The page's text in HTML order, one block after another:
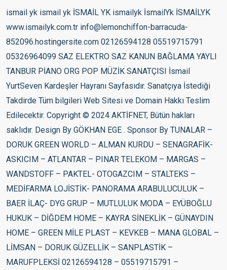
ismail yk ismail yk İSMAİL YK ismailyk İsmailYk İSMAİLYK www.ismailyk.com.tr info@lemonchiffon-barracuda-852096.hostingersite.com 02126594128 05519715791 05326964099 SAZ ELEKTRO SAZ KANUN BAĞLAMA YAYLI TANBUR PİANO ORG POP MÜZİK SANATÇISI İsmail YurtSeven Kardeşler Hayranı Sayfasıdır. Sanatçıya İstediği Takdirde Tüm bilgileri Web Sitesi ve Domain Hakkı Teslim Edilecektir. Copyright © 2024 AKTİFNET, Bütün hakları saklıdır. Design By GÖKHAN EGE . Sponsor By TUNALAR – DORUK GREEN WORLD – ALMAN KURDU – SENAGRAFİK- ASKICIM – ATLANTAR – PINAR TELEKOM – MARGAS – WANDSTOFF – PAKTEL- OTOGAZCIM – STALTEKS – MEDİFARMA LOJİSTİK- PANORAMA ARABULUCULUK – BAER İLAÇ- DYG GRUP – MUTLULUK MODA – EYÜBOĞLU HUKUK – DİĞDEM HOME – KAYRA SİNEKLİK – GÜNAYDIN HOME – GREEN MİLE PLAST – KEVKEB – MANA GLOBAL – LİMSAN – DORUK GÜZELLİK – SANPLASTİK – MARUFPLEKSİ 02126594128 – 05519715791 – 05326964099 – 05326964020 – 05356589031 Copyright © 2025 AKTİFNET , Bütün hakları saklıdır.Müzik ve Ses Design By GÖKHAN EGE Sponsor By DHL – DHL EXPRESS – İMPORT – MİCRO EXPORT – AKTİF EXPORT – AKTİF PORT – LOJİSTİC – TUNALAR – DORUK GREEN WORLD – ASKICIM Doğum adı İsmail Yurtseven Doğum 5 Temmuz 1978 (44 yaşında) Hamm, Almanya Tarzlar Fantezi müzik, Arabesk, Rnb Meslekler Şarkıcı, söz yazarı, besteci,aranjör Etkin yıllar 1995-günümüz Müzik şirketi Avrupa, Musicom İlişkili hareketler Yurtseven Kardeşler Resmî site ismailyk.com İsmail YK ya da gerçek ismiyle İsmail Yurtseven (d. 5 Temmuz 1978, Hamm) Türk şarkıcı. 2006 yılında çıkan Bombabomba.com başlıklı albümü, Türkiye’de yılın en çok satan albümü oldu.[1] Hayatı ve kariyeri Yurtseven Kardeşler Müzik grubunun en küçük solistidir. 1978 yılında Sivas’tan Almanya’ya fabrika işçisi olarak göç eden Ali Rıfat ve eşi Zerife Yurtseven çiftinin müzikle uğraşan beş çocuğundan en küçüğü olan İsmail YK, 5 Temmuz 1978 yılında sabah 05.00’te Almanya, Hamm’da dünyaya gelmiştir. 7 yaşında kardeşleriyle birlikte sahnelere çıkmaya başlamıştır. Yurtseven Kardeşler olarak 1985 ve 1987 yıllarında 2 amatör albüm çıkarmışlardır. 1988 yılında ZDF televizyonunda “Nachbarn in Europa” adlı programa davet edilmiştir. 13 yaşında tam olarak sahne hayatına başlamış ve 1995 yılında ise profesyonel müzik kariyerine adım atmıştır. Alişan, Seda Sayan, Kibariye, Ebru Yaşar gibi sanatçılara birçok beste vermiş, albümlerinde aranje ve müzik yönetmenliği yapmıştır. Konservatuvarda piyano ve gitar mezunudur. Diskografisi Albümleri Şappur Şuppur (2004) – Türkiye satış 1.250.000 Bombabomba.com (2006) – Türkiye satış: 600.000 Bas Gaza (2008) – Türkiye satış: 450.000 Haydi Bastır (2009) – Türkiye satış: 1.500.000 Psikopat (2011) – Türkiye satış: 150.000 Metropol (2012) – Türkiye satış: 100.000 Kıyamet (2015) Tansiyon (2018) Video klipleri Üfle (2004) – Şappur Şuppur Şappur Şuppur (2004) – Şappur Şuppur Nerdesin (2004) – Şappur Şuppur Son Defa (2004) – Şappur Şuppur Tıkla (2005) – Şappur Şuppur İsterim Seni (2005) – Şappur Şuppur Www.Bombabomba.com (2006) Allah Belanı Versin (2006) Git Hadi Git (2006) Bu Şarkının Sözleri yok (2007) Şekerim (2007) Bas Gaza (2008) – Bas Gaza Yar Gitme (2008) – Bas Gaza Bir Numara (2009) – Bas Gaza Haydi Bastır (2009) – Haydi Bastır Çılgın (2009) – Haydi Bastır Neden (2010) – Haydi Bastır Kudur Baby (2010) – Haydi Bastır Dokuz Mevsim (2010) – Haydi Bastır One Minute (2011) – Single Sanane (2011) – Psikopat Psikopat (2011) – Psikopat Duydum ki Çok Mutsuzsun (2011) – Psikopat Ben Senin Ananın (2012) – Metropol Radikal Feminist (2012) Aramanı Bekledim (2013) – Metropol Ya Senin Olurum (2013) – Metropol Doğum Günün Haram Olsun (2014) Nasıl Mutluluklar Dilerim (Erkam Aydar ile düet) (2014) Ah Leylim (2015) Özlüyorum Ben Seni (2015) Kıyamet Kopar (2016) Allah Belanı Versin (Rock Versiyon 2016) Zor Gelecek (Mekin ile düet) (2016) Zaten Ayrılacaktık (Mustafa Arapoğlu ile düet) (2016) Geber (2017) 80 80 160 (2017) Meyhoş Oldum (2018) Kibarım (2018) Tansiyon (2018) Bir Daha Sevmem (2018) Fanatik (2018) Alıştım Sana (2018) Yaralıyım (2018) Radikal Feminist (2018) Damar Damar (Mud ile düet) (2019) Aşığım (Tanery ile düet) (2019) Hep Seninle Olmak (2019) Çikolatam (2019) Yala Dur (2019) Oha (2020) Yaktırdın Bir Sigara (2020) Ayvayı Yemiş (2020) Hadi Ya (2021) Dokuz Mevsim (Akustik) (Ece Mumay ile düet) (2021) Aşkına Memnu (2021) Tatlı Kız (2021) Ağlarsan Ağla (2021) Ayrılmam (Hayat ile düet) (2021) Şımarık (2022) Bana Neden Kıydın (2022) Cehennem (2022) Ağzı Olan Konuşuyor (2022) Dondurmalar Benden (2022) Dertli Dertli (2022) Dağlar Seni Delik Delik Delerim (Türkü) (2022) Sen Gidemezsin (Dila Y. ile düet) (2023) Derdo Baba (2023) Filmografisi Selena (2006) Konuk Oyuncu Korkusuzlar (2007) İsmail Oyun Başladı (2009) Kanka Türkan Hanım’ın Konağı (2021) Konuk Oyuncu Reklamlar Namlı yoğurtları (2006) Dora Hospital (7 Haziran 2013) Norveç Klinik (2017) Namlı peyniri (2020) Namlı Sarı Gelin Çayı (2020) Ödülleri Yıl Ödül veren organizasyon Kategori 2005 32. Altın Kelebek Ödülleri Yılın En İyi Çıkış Yapan Sanatçısı (Şappur Şuppur) 2005 32. Altın Kelebek Ödülleri Umud Vaat Eden En Genç Yıldız Ödülü (Şappur Şuppur) 2005 4. MÜ-YAP Müzik Ödülleri Diamond Albüm Ödülü (Şappur Şuppur) 2005 4. MÜ-YAP Müzik Ödülleri Albüm Başarı Ödülü (Şappur Şuppur) 2005 Aşk Fm Yılın En İyi Sanatçısı (İsmail YK) 2005 Aşk Fm Yılın En İyi Şarkısı (İsmail YK – Nerdesin) 2005 Olay Gazetesi İz Bırakanlar Ödülü (İsmail YK) 2005 İstanbul FM9 İFA Performans Kutlama Ödülü (İsmail YK) 2005 İlhami Ahmed Örnekal İ.Ö.O Yılın En İyi Çıkış Yapan Sanatçısı (İsmail YK) 2006 5. MÜ-YAP Müzik Ödülleri Albüm Satış Ödülü (Yurtseven Kardeşler/Şimdi Halay Zamanı) 2006 Future Dergisi Müzik Ödülleri Yılın En İyi Fantazi Sanatçısı (İsmail YK) 2007 6. MÜ-YAP Müzik Ödülleri Diamond Albüm Ödülü (www.bombabomba.com) 2007 6. MÜ-YAP Müzik Ödülleri Yılın En Fazla Satan Mekanik Albüm Ödülü (www.bombabomba.com) 2007 6. MÜ-YAP Müzik Ödülleri Yılın En Fazla Satan Dijital Albüm Ödülü (www.bombabomba.com) 2007 6. MÜ-YAP Müzik Ödülleri Tüketici Albüm Kalite Ödülü (www.bombabomba.com) 2007 13. Kral TV Video Müzik Ödülleri En İyi Arabesk-Fantazi Erkek Sanatçısı (Git Hadi Git) 2007 14. Altın Objektif Ödülleri Yılın Albümü (İsmail YK – www.bombabomba.com) 2008 7. MÜ-YAP Müzik Ödülleri Platin Albüm Satış Ödülü (Yurtseven Kardeşler/Sen Hiç Aşık Oldun Mu) 2008 7. MÜ-YAP Müzik Ödülleri Dijital Kullanım Ödülü (Yurtseven Kardeşler/Sen Hiç Aşık Oldun Mu) 2008 14. Kral TV Video Müzik Ödülleri En İyi Arabesk-Fantazi Erkek Sanatçısı (Bu Şarkının Sözleri Yok) 2008 7. MÜ-YAP Müzik Ödülleri Dijital Kullanım Ödülü (Git Hadi Git) 2009 15. Kral TV Video Müzik Ödülleri Yılın Fantezi-Arabesk Sanatçısı (Bas Gaza) 2009 8. MÜ-YAP Müzik Ödülleri Platin Albüm Satış Ödülü (Bas Gaza) 2009 8. MÜ-YAP Müzik Ödülleri Dijital Ödül (Bas Gaza) 2009 8. MÜ-YAP Müzik Ödülleri Dijital Ödül (Yar Gitme) 2009 16.Altın Objektif Ödülleri Yılın Albümü (Bas Gaza) 2009 Avea Dijital Müzik Ödülleri Şarkıları En Çok İndirilen Sanatçı (İsmail YK) 2009 TTnet Müzik Portalı Tüm Zamanların En Çok İndirilen Şarkısı (İsmail YK – Bas Gaza) 2009 Türkiye Nielsen 5 Yılda Marka Olabilmeyi Başaran Tek Sanatçı (İsmail YK) 2010 13. Azerbaycan Ulusal Müzik Ödülleri Yılın En Sevilen Sanatçısı (İsmail YK) 2010 Amerika/TechCruch Dünyaca Ün’e Kavuşmuş Türk Müzik Sanatçısı (Çılgın/Facebook-İsmail YK) 2011 Türkiye A.S.A.G.M Türk Gençlik İdolü (İsmail YK) 2012 Özel Erdil Koleji Yılın Sanatçısı (İsmail YK) 2012 Geleneksel Taksici Ödülleri Taksiciler Sevgi Kardeşlik Ödülü (İsmail YK) 2012 Geleneksel Taksici Ödülleri Dijital Platformda En Çok Dinlenen Sanatçı (İsmail YK) 2013 Bakırköy Özel İlköğretim Okulu Çocuklarla En İyi Diyalog Kuran Sanatçı (İsmail YK) 2015 Avrupa Başarı Ödülü Avrupa’da en iyi Türk yılın albümü ödülü (İsmail YK)Pop Müzik Genre 57Pop 36Folk, World, & Country 10Electronic 4Jazz 4Non-Music All Style 26Europop 9Vocal 7Ballad 6Folk 3Ethno-pop All Format 52Album 49CD 11Compilation 9Cassette 4LP All Country 56Turkey 2Europe 2Romania 2Russia 2Serbia All Decade 142010 332000 91990 81980 Help on searching Advanced searchMüzik ve Ses All 53Release 12Master 1Artist Label Search Marketplace Exploring ismail yk 1 – 66 of 66 Prev NextSort Relevance İsmail YK İsmail YK İsmail-YK* – Bombabomba.com Bombabomba.com İsmail-YK* İsmail-YK* – Şappur Şuppur Şappur Şuppur İsmail-YK* İsmail-YK* – Şappur Şuppur Şappur Şuppur İsmail-YK* İsmail-YK* – Psikopat Psikopat İsmail-YK* İsmail YK – Metropol Metropol İsmail YK İsmail-YK* – Bas Gaza Bas Gaza İsmail-YK* İsmail-YK* – Haydi Bastır Haydi Bastır İsmail-YK* İsmail YK – Solo Album Solo Album İsmail YK İsmail YK – Kıyamet Kıyamet İsmail YK İsmail-YK* – Tansiyon Tansiyon İsmail-YK* İsmail-YK* – Şappur Şuppur Şappur Şuppur İsmail-YK* İsmail-YK* – Şappur Şuppur Şappur Şuppur İsmail-YK* Nilüfer – Bir Selam Yeter Bir Selam Yeter Nilüfer Nilüfer – Esmer Günler Esmer Günler Nilüfer Yurtseven Kardeşler – Şimdi Halay Zamanı Şimdi Halay Zamanı Yurtseven Kardeşler Yurtseven Kardeşler – Şimdi Halay Zamanı Şimdi Halay Zamanı Yurtseven Kardeşler İsmail YK – Geber Geber İsmail YK Nilüfer – Bir Selam Yeter Bir Selam Yeter Nilüfer İsmail YK – 80 80 160 Seksen Seksen Yüzaltmış 80 80 160 Seksen Seksen Yüzaltmış İsmail YK Bombabomba.com İsmail-YK* Nilüfer – Esmer Günler Esmer Günler Nilüfer Nilüfer – Esmer Günler Esmer Günler Nilüfer Nilüfer – Geceler Geceler Nilüfer Nilüfer – Geceler Geceler Nilüfer Yurtseven Kardesler* – Sen Hiç Aşık Oldun Mu ? Sen Hiç Aşık Oldun Mu ? Yurtseven Kardesler* Nalan* – Adresi Biliyorsun Adresi Biliyorsun Nalan* Yurtseven Kardeşler – Toprak Toprak Yurtseven Kardeşler Funky G (2) – Osmi Smrtni Greh Osmi Smrtni Greh Funky G (2) İntizar – Ihlamurlar Altında (Nazar Boncuğu) Ihlamurlar Altında (Nazar Boncuğu) İntizar Yurtseven Kardeşler – Toprak Toprak Yurtseven Kardeşler The Sun Ra Arkestra Meets Salah Ragab Plus The Cairo Jazz Band And The Cairo Free Jazz Ensemble – In Egypt In Egypt The Sun Ra Arkestra Meets Salah Ragab Plus The Cairo Jazz Band And The Cairo Free Jazz Ensemble Nalan* – Adresi Biliyorsun Adre